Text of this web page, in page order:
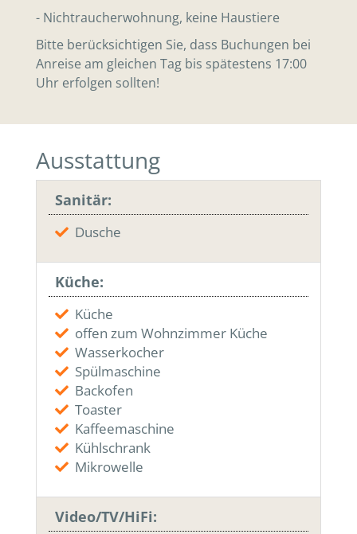
- Nichtraucherwohnung, keine Haustiere
Bitte berücksichtigen Sie, dass Buchungen bei
Anreise am gleichen Tag bis spätestens 17:00
Uhr erfolgen sollten!
Ausstattung
Sanitär:
Dusche
Küche:
Küche
offen zum Wohnzimmer Küche
Wasserkocher
Spülmaschine
Backofen
Toaster
Kaffeemaschine
Kühlschrank
Mikrowelle
Video/TV/HiFi: